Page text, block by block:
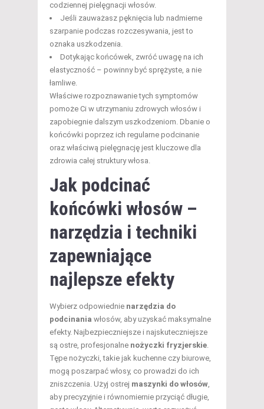
codziennej pielęgnacji włosów.
Jeśli zauważasz pęknięcia lub nadmierne
szarpanie podczas rozczesywania, jest to
oznaka uszkodzenia.
Dotykając końcówek, zwróć uwagę na ich
elastyczność – powinny być sprężyste, a nie
łamliwe.
Właściwe rozpoznawanie tych symptomów
pomoże Ci w utrzymaniu zdrowych włosów i
zapobiegnie dalszym uszkodzeniom. Dbanie o
końcówki poprzez ich regularne podcinanie
oraz właściwą pielęgnację jest kluczowe dla
zdrowia całej struktury włosa.
Jak podcinać
końcówki włosów –
narzędzia i techniki
zapewniające
najlepsze efekty
Wybierz odpowiednie narzędzia do
podcinania włosów, aby uzyskać maksymalne
efekty. Najbezpieczniejsze i najskuteczniejsze
są ostre, profesjonalne nożyczki fryzjerskie.
Tępe nożyczki, takie jak kuchenne czy biurowe,
mogą poszarpać włosy, co prowadzi do ich
zniszczenia. Użyj ostrej maszynki do włosów,
aby precyzyjnie i równomiernie przyciąć długie,